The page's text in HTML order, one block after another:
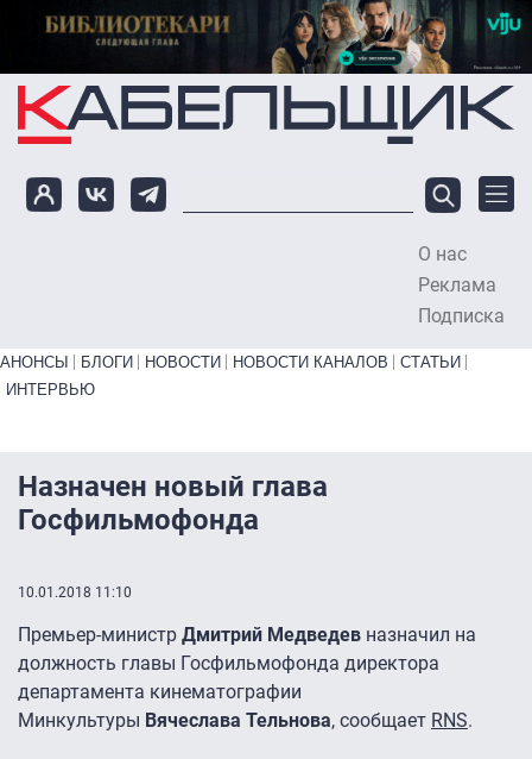
Перейти к основному содержанию
О нас
Реклама
Подписка
Primary links bottom
АНОНСЫ БЛОГИ НОВОСТИ НОВОСТИ КАНАЛОВ
СТАТЬИ
ИНТЕРВЬЮ
Назначен новый глава
Госфильмофонда
10.01.2018 11:10
Премьер-министр Дмитрий Медведев назначил на
должность главы Госфильмофонда директора
департамента кинематографии
Минкультуры Вячеслава Тельнова, сообщает RNS.